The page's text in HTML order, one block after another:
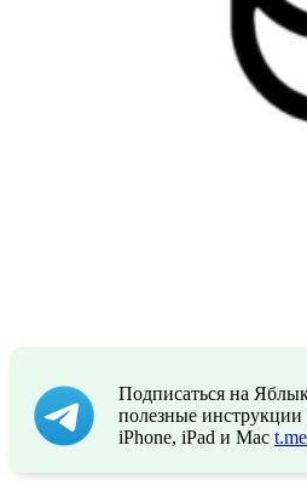
Подписаться на
полезные инструкции
iPhone, iPad и Mac